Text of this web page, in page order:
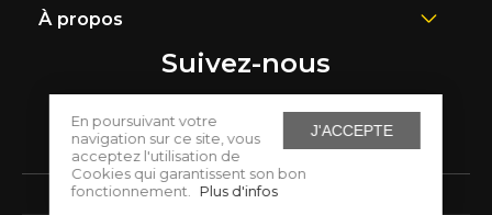
J'ACCEPTE
En poursuivant votre
navigation sur ce site, vous
acceptez l'utilisation de
Cookies qui garantissent son bon
fonctionnement.
Plus d'infos
À propos
Suivez-nous